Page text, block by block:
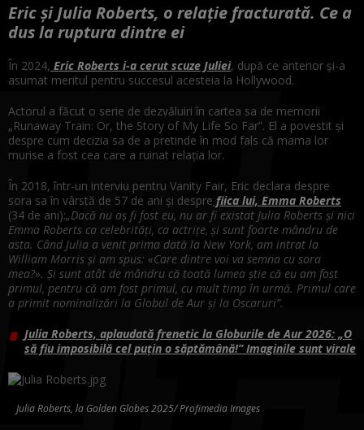
Eric și Julia Roberts, o relație fracturată. Ce a
dus la ruptura dintre ei
În 2024, Eric Roberts i-a cerut scuze Juliei, după ce anterior și-a
asumat meritul pentru succesul acesteia la Hollywood.
Actorul a făcut o serie de dezvăluiri în cartea sa de memorii
„Runaway Train: Or, the Story of My Life So Far”. El a povestit și
despre cum decizia sa de a pretinde în mod fals că mama lor
murise a fost cea care a ruinat relația lor.
În 2018, într-un interviu pentru Vanity Fair, Eric declara despre
sora sa în vârstă de 57 de ani și despre fiica lui, Emma Roberts
(34 de ani):„Dacă nu aș fi fost eu, nu ar fi existat Julia Roberts și nici
Emma Roberts ca celebrități, ca actrițe, și sunt foarte mândru de
asta. Când Julia a venit prima dată la New York, am intrat la
William Morris și am spus: «Care dintre voi va semna cu sora
mea?». Și sunt atât de mândru că toată lumea știe că eu am fost
primul, pentru că am fost primul, cu mult timp în urmă. Primul care
a primit nominalizări la Globul de Aur și la Oscaruri”.
Julia Roberts, aplaudată frenetic la Globurile de Aur 2026: „O
să fiu imposibilă cel puțin o săptămână!” Imaginile sunt virale
Julia Roberts, la Golden Globes 2025/ Profimedia Images